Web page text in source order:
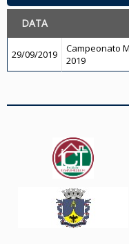
DATA
29/09/2019
Campeonato
2019